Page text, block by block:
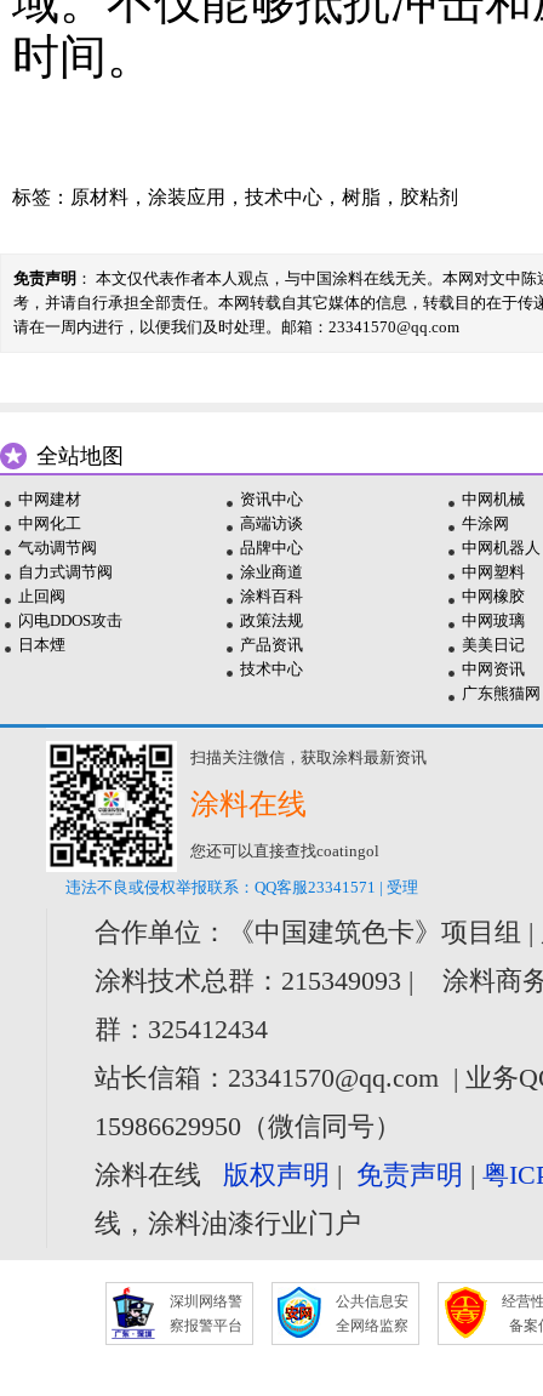
时间。
标签： 原材料 ， 涂装应用 ， 技术中心 ， 树脂 ， 胶粘剂
免责声明 ： 本文仅代表作者本人观点，与中国涂料在线无关。本网对文中
考，并请自行承担全部责任。本网转载自其它媒体的信息，转载目的在于
请在一周内进行，以便我们及时处理。邮箱：23341570@qq.com
全站地图
中网建材
中网化工
气动调节阀
自力式调节阀
止回阀
闪电DDOS攻击
日本煙
资讯中心
高端访谈
品牌中心
涂业商道
涂料百科
政策法规
产品资讯
技术中心
中网机械
牛涂网
中网机器人
中网塑料
中网橡胶
中网玻璃
美美日记
中网资讯
广东熊猫网
扫描关注微信，获取涂料最新资讯
涂料在线
您还可以直接查找coatingol
违法不良或侵权举报联系：QQ客服23341571 | 受理
合作单位：《中国建筑色卡》项目组
涂料技术总群：215349093 | 涂料商
群：325412434
站长信箱：23341570@qq.com | 业务
15986629950（微信同号）
涂料在线 版权声明 | 免责声明 |粤
线，涂料油漆行业门户
深圳网络警
察报警平台
公共信息安
全网络监察
经营
备案